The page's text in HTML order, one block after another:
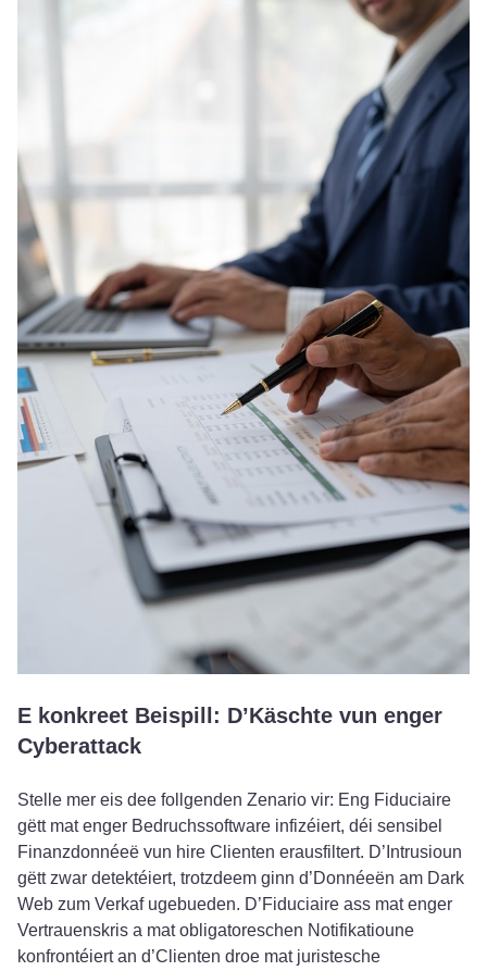
E konkreet Beispill: D’Käschte vun enger
Cyberattack
Stelle mer eis dee follgenden Zenario vir: Eng Fiduciaire
gëtt mat enger Bedruchssoftware infizéiert, déi sensibel
Finanzdonnéeë vun hire Clienten erausfiltert. D’Intrusioun
gëtt zwar detektéiert, trotzdeem ginn d’Donnéeën am Dark
Web zum Verkaf ugebueden. D’Fiduciaire ass mat enger
Vertrauenskris a mat obligatoreschen Notifikatioune
konfrontéiert an d’Clienten droe mat juristesche